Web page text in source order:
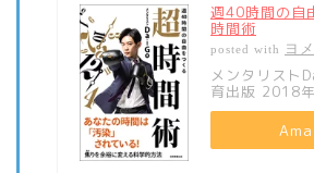
週40時間の自
時間術
posted with ヨ
メンタリスト
育出版 2018